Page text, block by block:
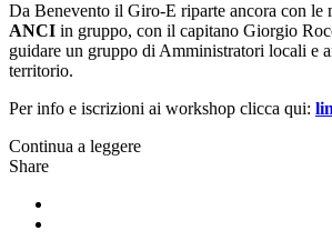
Da Benevento il Giro-E riparte ancora con le
ANCI in gruppo, con il capitano Giorgio
guidare un gruppo di Amministratori locali e
territorio.
Per info e iscrizioni ai workshop clicca qui:
Continua a leggere
Share